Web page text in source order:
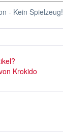
- Kein Spielzeug!
Krokido